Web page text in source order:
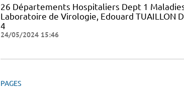
26 Départements Hospitaliers Dept 1
Laboratoire de Virologie, Edouard TUAILLON
4
24/05/2024 15:46
PAGES